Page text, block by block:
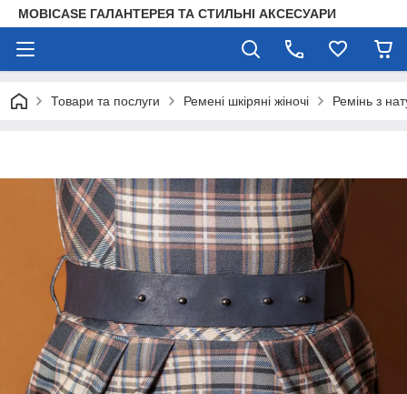
MOBICASE ГАЛАНТЕРЕЯ ТА СТИЛЬНІ АКСЕСУАРИ
Товари та послуги Ремені шкіряні жіночі Ремінь з